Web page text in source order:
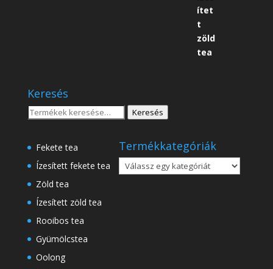
Keresés
Keresés
Keresés
Fekete tea
Ízesített fekete tea
Zöld tea
Ízesített zöld tea
Rooibos tea
Gyümölcstea
Oolong
Termékkategóriák